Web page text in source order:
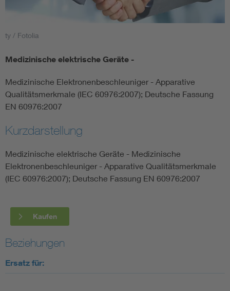
Circular Economy für mehr Ressourceneffizienz
Cybersecurity in der Industrieautomatisierung
DIN VDE 0100 für sichere Elektroinstallationen
ty / Fotolia
Medizinische elektrische Geräte -
Medizinische Elektronenbeschleuniger - Apparative
Qualitätsmerkmale (IEC 60976:2007); Deutsche Fassung
EN 60976:2007
Kurzdarstellung
Medizinische elektrische Geräte - Medizinische
Elektronenbeschleuniger - Apparative Qualitätsmerkmale
(IEC 60976:2007); Deutsche Fassung EN 60976:2007
Kaufen
Beziehungen
Ersatz für: